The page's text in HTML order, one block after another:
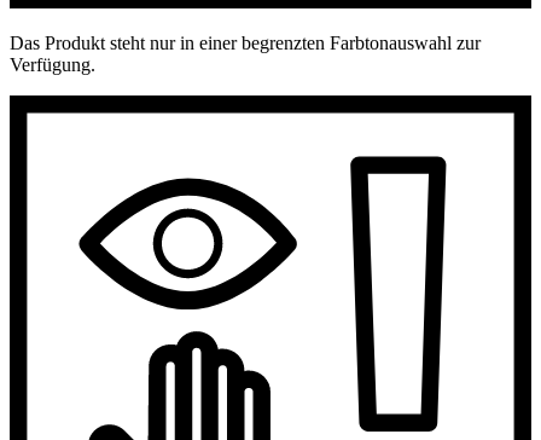
Das Produkt steht nur in einer begrenzten Farbtonauswahl zur
Verfügung.